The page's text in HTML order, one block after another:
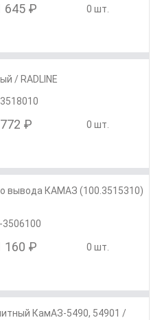
645 ₽ 0 шт.
/ RADLINE
772 ₽ 0 шт.
вывода КАМАЗ (100.3515310)
3506100
160 ₽ 0 шт.
КамАЗ-5490, 54901 /